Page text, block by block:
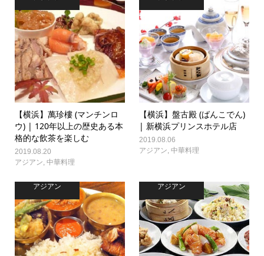
【横浜】萬珍樓 (マンチンロ
ウ) | 120年以上の歴史ある本
格的な飲茶を楽しむ
2019.08.20
アジアン, 中華料理
【横浜】盤古殿 (ばんこでん)
| 新横浜プリンスホテル店
2019.08.06
アジアン,中華料理
アジアン アジアン